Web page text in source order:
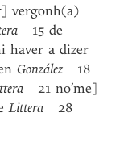
vergonh(a)
15 de
haver a dizer
González 18
21 no’me]
Littera 28